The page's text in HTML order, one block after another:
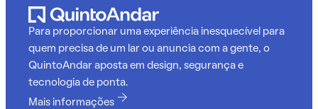
Para proporcionar uma experiência inesquecível para
quem precisa de um lar ou anuncia com a gente, o
QuintoAndar aposta em design, segurança e
tecnologia de ponta.
Mais informações